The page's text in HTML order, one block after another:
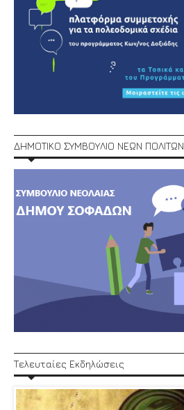
ΔΗΜΟΤΙΚΟ ΣΥΜΒΟΥΛΙΟ ΝΕΩΝ ΠΟΛΙΤΩΝ
Τελευταίες Εκδηλώσεις